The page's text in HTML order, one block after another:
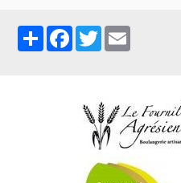
PartagerFacebook
Twitter